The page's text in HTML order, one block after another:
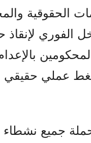
الحقوقية
الفوري لإنقاذ
عملي حقيقي
جميع